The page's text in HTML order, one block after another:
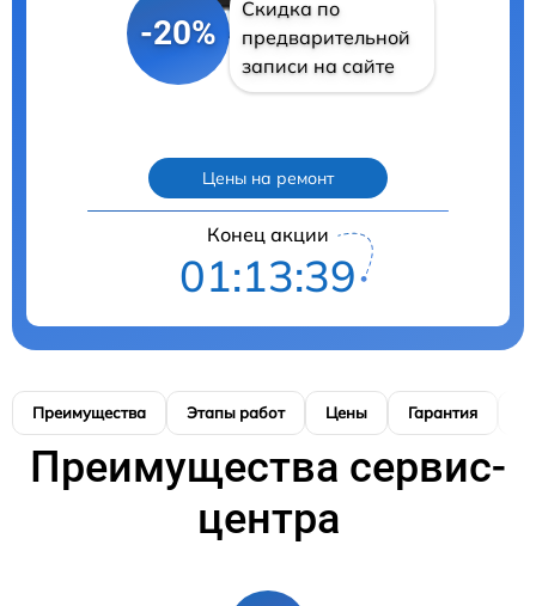
-20%
Скидка по
предварительной
записи на сайте
Цены на ремонт
Конец акции
01:13:38
Преимущества Этапы работ Цены Гарантия
Преимущества сервис-
центра